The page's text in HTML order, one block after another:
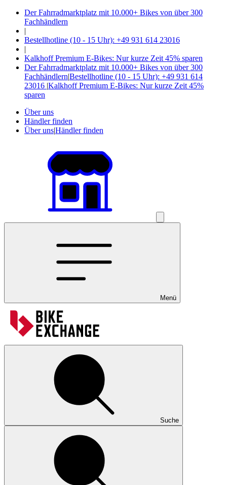
Der Fahrradmarktplatz mit 10.000+ Bikes von über 300
Fachhändlern
|
Bestellhotline (10 - 15 Uhr): +49 931 614 23016
|
Kalkhoff Premium E-Bikes: Nur kurze Zeit 45% sparen
Der Fahrradmarktplatz mit 10.000+ Bikes von über 300
Fachhändlern|Bestellhotline (10 - 15 Uhr): +49 931 614
23016 |Kalkhoff Premium E-Bikes: Nur kurze Zeit 45%
sparen
Über uns
Händler finden
Über uns|Händler finden
Menü
Suche